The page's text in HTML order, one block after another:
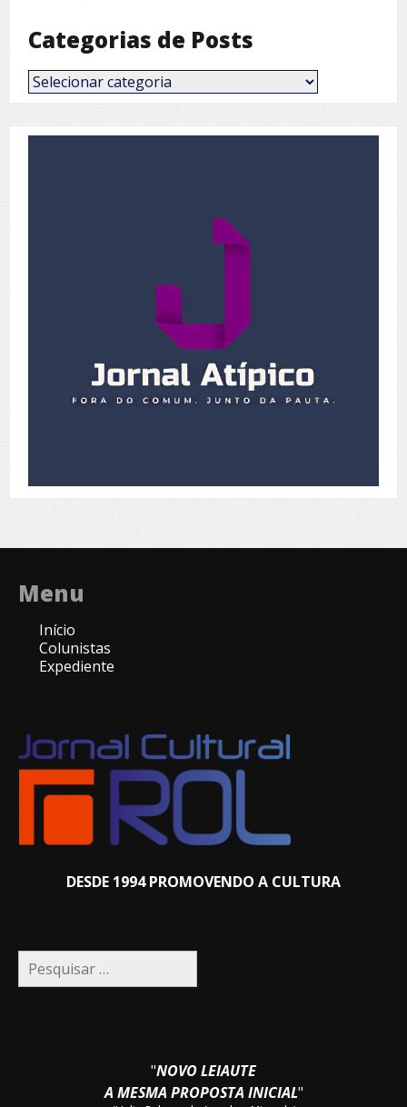
Categorias de Posts
Categorias
de
Menu
Início
Colunistas
Expediente
DESDE 1994 PROMOVENDO A CULTURA
Pesquisar
por:
"NOVO LEIAUTE
A MESMA PROPOSTA INICIAL"